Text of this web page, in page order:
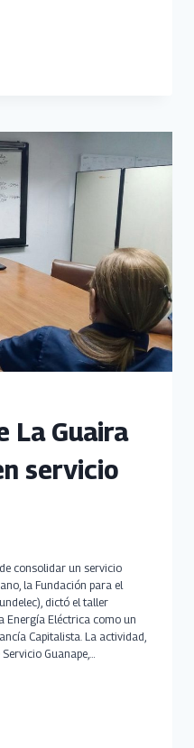
La Guaira
servicio
consolidar un servicio
la Fundación para el
dictó el taller
Energía Eléctrica como un
Capitalista. La actividad,
Guanape,…